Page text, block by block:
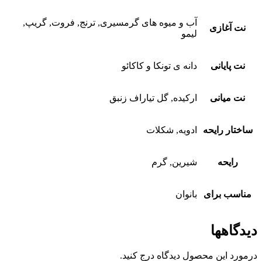
نت آغازی
آب و میوه های گرمسیری, ترنج, فروت, گریپ,
لیمو
نت پایانی دانه ی تونکا و کاکائو
نت میانی ارکیده, گل تیاراف زنبق
ساختار رایحه ادویه, شکلات
رایحه شیرین, گرم
مناسب برای بانوان
دیدگاهها
درمورد این محصول دیدگاه درج کنید.